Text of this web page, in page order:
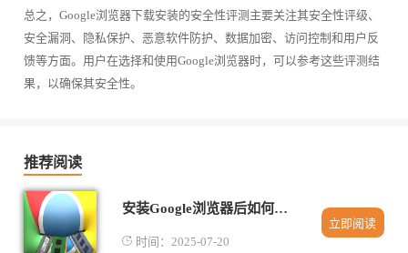
总之，Google浏览器下载安装的安全性评测主要关注其安全性评级、
安全漏洞、隐私保护、恶意软件防护、数据加密、访问控制和用户反
馈等方面。用户在选择和使用Google浏览器时，可以参考这些评测结
果，以确保其安全性。
推荐阅读
安装Google浏览器后如何快速导入用户数据
时间：2025-07-20
立即阅读